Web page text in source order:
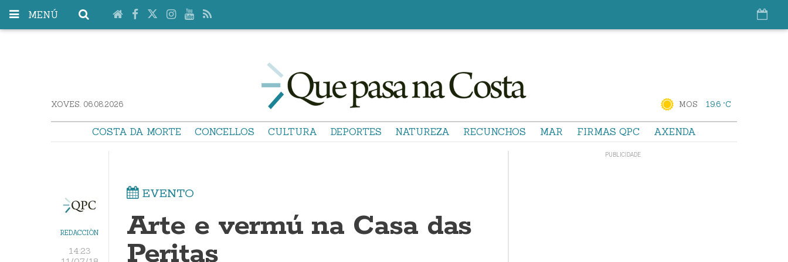
MENÚ
XOVES. 06.08.2026 MOS 19.6 °C
COSTA DA MORTE CONCELLOS CULTURA DEPORTES NATUREZA RECUNCHOS MAR FIRMAS QPC AXENDA
REDACCIÓN
14:23
EVENTO
Arte e vermú na Casa das
Peritas